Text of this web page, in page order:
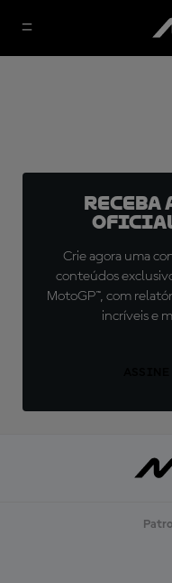
oficial
Crie agora uma
conteúdos
MotoGP™, com
incríveis e